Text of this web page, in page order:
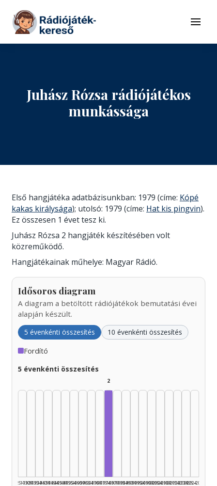
Tovább a tartalomhoz
Menü
Juhász Rózsa rádiójátékos
munkássága
Első hangjátéka adatbázisunkban: 1979 (címe: Kópé
kakas királysága); utolsó: 1979 (címe: Hat kis pingvin).
Ez összesen 1 évet tesz ki.
Juhász Rózsa 2 hangjáték készítésében volt
közreműködő.
Hangjátékainak műhelye: Magyar Rádió.
Idősoros diagram
A diagram a betöltött rádiójátékok bemutatási évei
alapján készült.
5 évenkénti összesítés 10 évenkénti összesítés
Fordító
5 évenkénti összesítés
1925–1929
1930–1934
1935–1939
1940–1944
1945–1949
1950–1954
1955–1959
1960–1964
1965–1969
1970–1974
2
1975–1979
1980–1984
1985–1989
1990–1994
1995–1999
2000–2004
2005–2009
2010–2014
2015–2019
2020–2024
2025–2026